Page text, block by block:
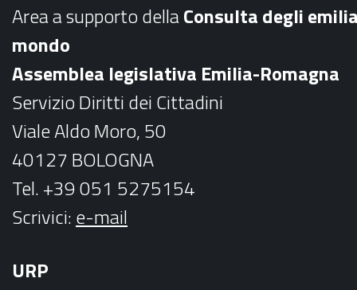
o
k
r
a
m
Area a supporto dellaConsulta degli
mondo
Assemblea legislativa Emilia-Romagna
Servizio Diritti dei Cittadini
Viale Aldo Moro, 50
40127 BOLOGNA
Tel. +39 051 5275154
Scrivici:e-mail
URP